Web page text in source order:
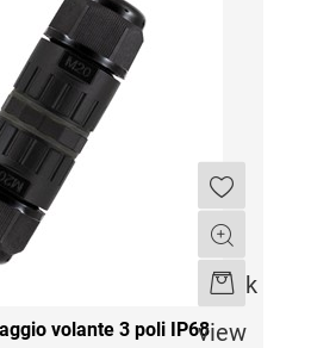
Quick
view
Quantità
volante 3 poli IP68